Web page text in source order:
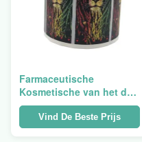
Farmaceutische
Kosmetische van het de
Douanehuis van de
Etiketdruk het
Productstickers voor
Vind De Beste Prijs